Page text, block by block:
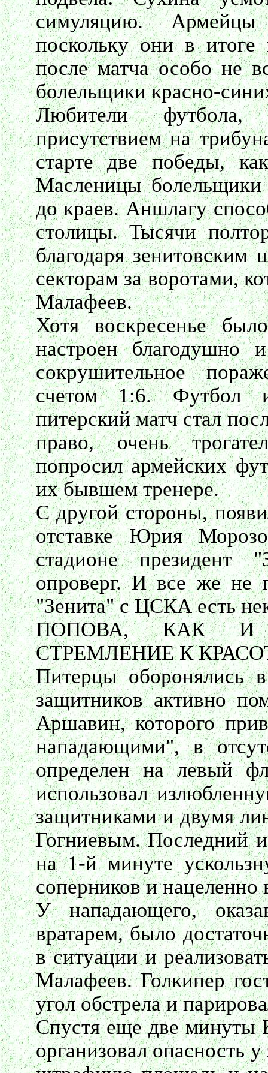
симуляцию.
поскольку они в
после матча особо не
болельщики красно-
Любители футбола,
присутствием на
старте две победы,
Масленицы болельщики
до краев. Аншлагу
столицы. Тысячи
благодаря
секторам за воротами,
Малафеев.
Хотя воскресенье
настроен благодушно
сокрушительное
счетом 1:6. Футбол
питерский матч стал
право, очень
попросил армейских
их бывшем тренере.
С другой стороны,
отставке Юрия
стадионе президент
опроверг. И все же не
"Зенита" с ЦСКА есть
ПОПОВА, КАК И
СТРЕМЛЕНИЕ К
Питерцы оборонялись
защитников активно
Аршавин, которого
нападающими", в
определен на левый
использовал
защитниками и двумя
Гогниевым. Последний
на 1-й минуте
соперников и
У нападающего,
вратарем, было
в ситуации и
Малафеев. Голкипер
угол обстрела и
Спустя еще две минуты
организовал опасность